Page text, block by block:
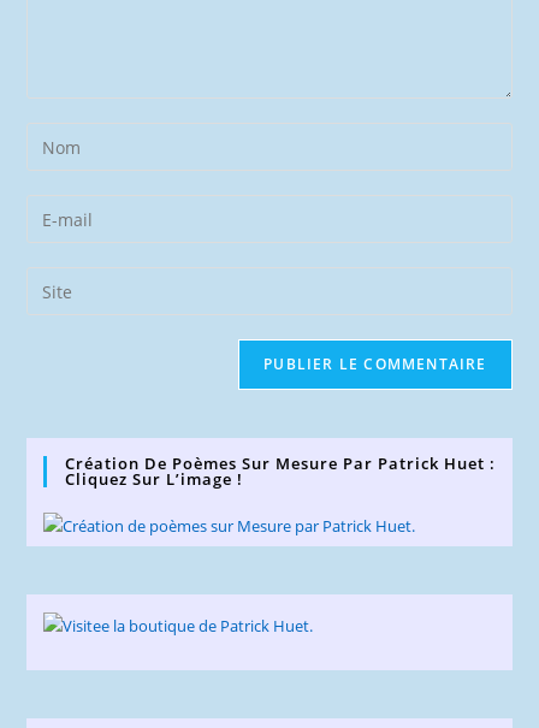
Enter
your
name
comment
Enter
your
email
address
Saisir
l’URL
Création De Poèmes Sur Mesure Par Patrick Huet :
Cliquez Sur L’image !